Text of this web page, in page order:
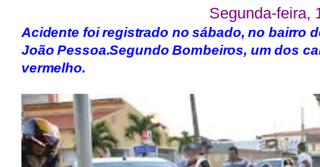
Segunda-feira,
Acidente foi registrado no sábado, no bairro
João Pessoa.Segundo Bombeiros, um dos
vermelho.